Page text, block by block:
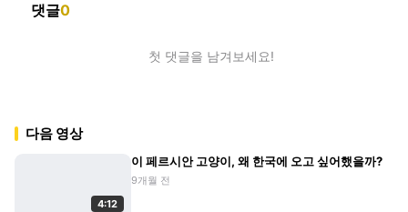
댓글0
첫 댓글을 남겨보세요!
다음 영상
4:12
이 페르시안 고양이, 왜 한국에 오고 싶어했을까?
9개월 전